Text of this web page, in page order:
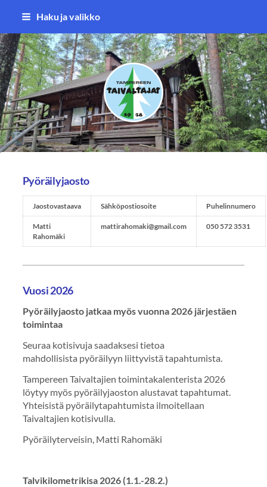
Siirry
sisältöön
Haku ja valikko
Tampereen Taivaltajat ry
Pyöräilyjaosto
Jaostovastaava Sähköpostiosoite Puhelinnumero
Matti
Rahomäki
mattirahomaki@gmail.com 050 572 3531
Vuosi 2026
Pyöräilyjaosto jatkaa myös vuonna 2026 järjestäen
toimintaa
Seuraa kotisivuja saadaksesi tietoa
mahdollisista pyöräilyyn liittyvistä tapahtumista.
Tampereen Taivaltajien toimintakalenterista 2026
löytyy myös pyöräilyjaoston alustavat tapahtumat.
Yhteisistä pyöräilytapahtumista ilmoitellaan
Taivaltajien kotisivulla.
Pyöräilyterveisin, Matti Rahomäki
Talvikilometrikisa 2026 (1.1.-28.2.)